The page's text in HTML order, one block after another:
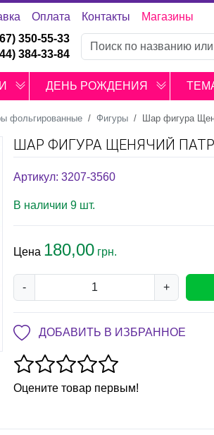
Оплата Контакты Магазины
350-55-33
384-33-84
ДЕНЬ РОЖДЕНИЯ
фольгированные Фигуры Шар фигура
ШАР ФИГУРА ЩЕНЯЧИЙ
Артикул: 3207-3560
В наличии 9 шт.
Цена 180,00 грн.
- +
ДОБАВИТЬ В ИЗБРАННОЕ
Оцените товар первым!